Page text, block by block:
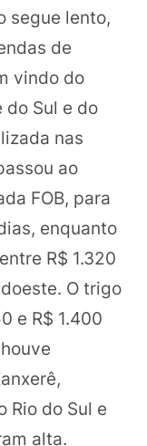
segue lento,
de
vindo do
do Sul e do
nas
ao
FOB, para
enquanto
R$ 1.320
O trigo
e R$ 1.400
Rio do Sul e
alta.